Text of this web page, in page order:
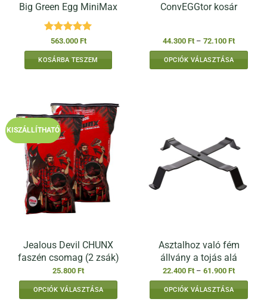
Big Green Egg MiniMax
Értékelés:5
/ 5
563.000 Ft
KOSÁRBA TESZEM
ConvEGGtor kosár
44.300 Ft – 72.100 Ft
OPCIÓK VÁLASZTÁSA
A
változatok
termékoldalon
KISZÁLLÍTHATÓ
Jealous Devil CHUNX
faszén csomag (2 zsák)
25.800 Ft
OPCIÓK VÁLASZTÁSA
Asztalhoz való fém
állvány a tojás alá
22.400 Ft – 61.900 Ft
OPCIÓK VÁLASZTÁSA